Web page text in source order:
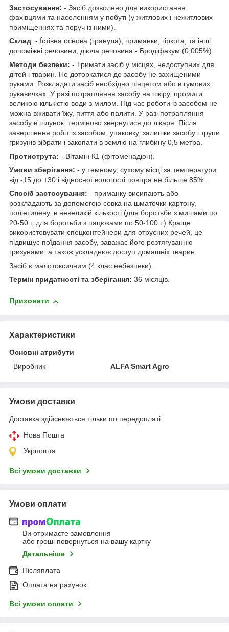
Застосування: - Засіб дозволено для використання
фахівцями та населенням у побуті (у житлових і нежитлових
приміщеннях та поруч із ними).
Склад: - Їстівна основа (гранула), приманки, гіркота, та інші
допоміжні речовини, діюча речовина - Бродіфакум (0,005%).
Методи безпеки: - Тримати засіб у місцях, недоступних для
дітей і тварин. Не доторкатися до засобу не захищеними
руками. Розкладати засіб необхідно пінцетом або в гумових
рукавичках. У разі потрапляння засобу на шкіру, промити
великою кількістю води з милом. Під час роботи із засобом не
можна вживати їжу, пиття або палити. У разі потрапляння
засобу в шлунок, терміново звернутися до лікаря. Після
завершення робіт із засобом, упаковку, залишки засобу і трупи
гризунів зібрати і закопати в землю на глибину 0,5 метра.
Протиотрута: - Вітамін К1 (фітоменадіон).
Умови зберігання: - у темному, сухому місці за температури
від -15 до +30 і відносної вологості повітря не більше 85%.
Спосіб застосування: - приманку висипають або
розкладають за допомогою совка на шматочки картону,
поліетилену, в невеликій кількості (для боротьби з мишами по
20-50 г, для боротьби з пацюками по 50-100 г.) Краще
використовувати спецконтейнери для отруєних речей, це
підвищує поїдання засобу, заважає його розтягуванню
гризунами, а також ускладнює доступ домашніх тварин.
Засіб є малотоксичним (4 клас небезпеки).
Термін придатності та зберігання: 36 місяців.
Приховати
Характеристики
Основні атрибути
Виробник
ALFA Smart Agro
Умови доставки
Доставка здійснюється тільки по передоплаті.
Нова Пошта
Укрпошта
Всі умови доставки
Умови оплати
Ви отримаєте замовлення
або гроші повернуться на вашу картку
Детальніше
Післяплата
Оплата на рахунок
Всі умови оплати